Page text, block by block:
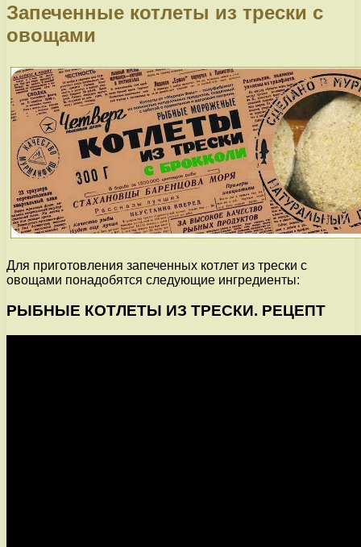
Запеченные котлеты из трески с
овощами
Для приготовления запеченных котлет из трески с
овощами понадобятся следующие ингредиенты:
РЫБНЫЕ КОТЛЕТЫ ИЗ ТРЕСКИ. РЕЦЕПТ